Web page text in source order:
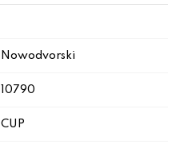
Nowodvorski
10790
CUP